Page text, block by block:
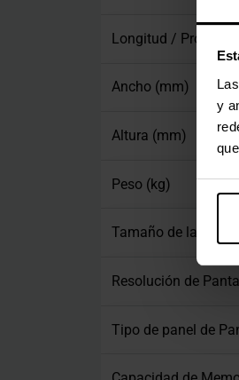
y
Longitud /
Ancho (mm)
Altura (mm)
Peso (kg)
Tamaño de la
Resolución de
Tipo de panel de